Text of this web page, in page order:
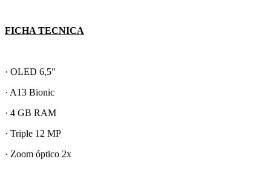
FICHA TECNICA
· OLED 6,5″
· A13 Bionic
· 4 GB RAM
· Triple 12 MP
· Zoom óptico 2x